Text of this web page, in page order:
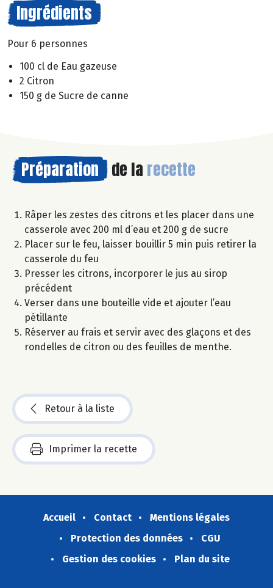
Ingrédients
Pour 6 personnes
100 cl de Eau gazeuse
2 Citron
150 g de Sucre de canne
Préparation de la recette
Râper les zestes des citrons et les placer dans une
casserole avec 200 ml d’eau et 200 g de sucre
Placer sur le feu, laisser bouillir 5 min puis retirer la
casserole du feu
Presser les citrons, incorporer le jus au sirop
précédent
Verser dans une bouteille vide et ajouter l’eau
pétillante
Réserver au frais et servir avec des glaçons et des
rondelles de citron ou des feuilles de menthe.
Retour à la liste
Imprimer la recette
Accueil Contact
Mentions légales
Protection des données
CGU
Gestion des cookies
Plan du site